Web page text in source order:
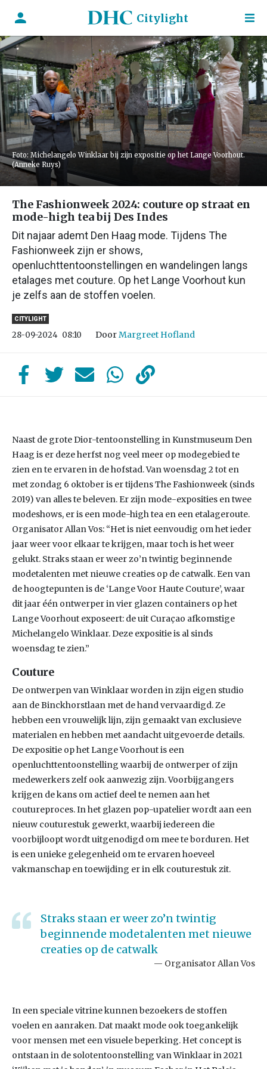
Citylight
Foto: Michelangelo Winklaar bij zijn expositie op het Lange Voorhout.
(Anneke Ruys)
The Fashionweek 2024: couture op straat en
mode-high tea bij Des Indes
Dit najaar ademt Den Haag mode. Tijdens The
Fashionweek zijn er shows,
openluchttentoonstellingen en wandelingen langs
etalages met couture. Op het Lange Voorhout kun
je zelfs aan de stoffen voelen.
CITYLIGHT
28-09-2024 08:10 DoorMargreet Hofland
Naast de grote Dior-tentoonstelling in Kunstmuseum Den
Haag is er deze herfst nog veel meer op modegebied te
zien en te ervaren in de hofstad. Van woensdag 2 tot en
met zondag 6 oktober is er tijdens The Fashionweek (sinds
2019) van alles te beleven. Er zijn mode-exposities en twee
modeshows, er is een mode-high tea en een etalageroute.
Organisator Allan Vos: “Het is niet eenvoudig om het ieder
jaar weer voor elkaar te krijgen, maar toch is het weer
gelukt. Straks staan er weer zo’n twintig beginnende
modetalenten met nieuwe creaties op de catwalk. Een van
de hoogtepunten is de ‘Lange Voor Haute Couture’, waar
dit jaar één ontwerper in vier glazen containers op het
Lange Voorhout exposeert: de uit Curaçao afkomstige
Michelangelo Winklaar. Deze expositie is al sinds
woensdag te zien.”
Couture
De ontwerpen van Winklaar worden in zijn eigen studio
aan de Binckhorstlaan met de hand vervaardigd. Ze
hebben een vrouwelijk lijn, zijn gemaakt van exclusieve
materialen en hebben met aandacht uitgevoerde details.
De expositie op het Lange Voorhout is een
openluchttentoonstelling waarbij de ontwerper of zijn
medewerkers zelf ook aanwezig zijn. Voorbijgangers
krijgen de kans om actief deel te nemen aan het
coutureproces. In het glazen pop-upatelier wordt aan een
nieuw couturestuk gewerkt, waarbij iedereen die
voorbijloopt wordt uitgenodigd om mee te borduren. Het
is een unieke gelegenheid om te ervaren hoeveel
vakmanschap en toewijding er in elk couturestuk zit.
Straks staan er weer zo’n twintig
beginnende modetalenten met nieuwe
creaties op de catwalk
Organisator Allan Vos
In een speciale vitrine kunnen bezoekers de stoffen
voelen en aanraken. Dat maakt mode ook toegankelijk
voor mensen met een visuele beperking. Het concept is
ontstaan in de solotentoonstelling van Winklaar in 2021